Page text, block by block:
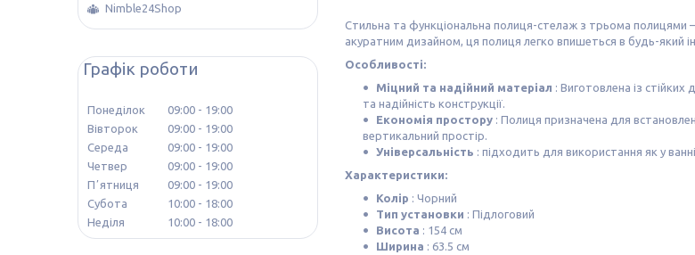
Стильна та функціональна полиця-стелаж з трьома полицями –
акуратним дизайном, ця полиця легко впишеться в будь-який
Особливості:
Міцний та надійний матеріал : Виготовлена із
та надійність конструкції.
Економія простору : Полиця призначена для
вертикальний простір.
Універсальність : підходить для використання як у
Характеристики:
Колір : Чорний
Тип установки : Підлоговий
Висота : 154 см
Ширина : 63.5 см
Nimble24Shop
Графік роботи
Понеділок 09:00
19:00
Вівторок
09:00
19:00
Середа
09:00
19:00
Четвер
09:00
19:00
Пʼятниця
09:00
19:00
Субота
10:00
18:00
Неділя
10:00 18:00